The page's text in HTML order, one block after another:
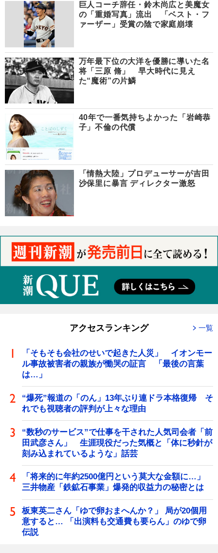
巨人コーチ辞任・鈴木尚広と美魔女
の「重婚写真」流出 「ベスト・フ
ァーザー」受賞の陰で家庭崩壊
万年最下位の大洋を優勝に導いた名
将「三原 脩」 早大時代に見え
た“魔術”の片鱗
40年で一番気持ちよかった「岩崎恭
子」不倫の代償
「情熱大陸」プロデューサーが吉田
沙保里に暴言 ディレクター激怒
アクセスランキング 一覧
「そもそも会社のせいで起きた人災」 イオンモー
ル事故被害者の親族が慟哭の証言 「最後の言葉
は…」
“爆死”報道の「のん」13年ぶり連ドラ本格復帰 そ
れでも視聴者の評判が上々な理由
“数秒のサービス”で仕事を干された人気司会者「前
田武彦さん」 生涯現役だった気概と「体に秒針が
刻み込まれているような」話芸
「将来的に年約2500億円という莫大な金額に…」
三井物産「鉄鉱石事業」爆発的収益力の秘密とは
板東英二さん「ゆで卵おまへんか？」 局が20個用
意すると… 「出演料も交通費も要らん」のゆで卵
伝説